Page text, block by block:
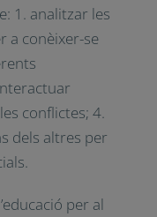
1. analitzar les
a conèixer-se
conflictes; 4.
dels altres per
per al